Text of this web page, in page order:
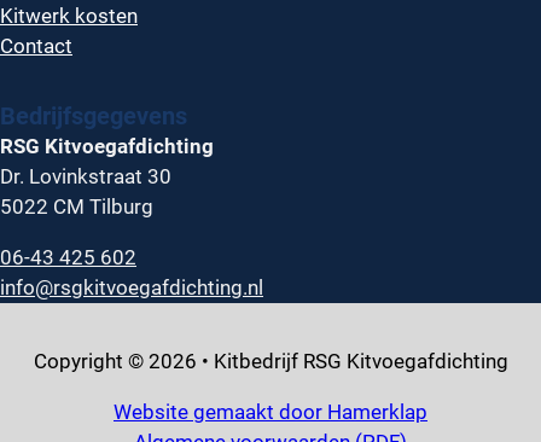
Kitwerk kosten
Contact
Bedrijfsgegevens
RSG Kitvoegafdichting
Dr. Lovinkstraat 30
5022 CM Tilburg
06-43 425 602
info@rsgkitvoegafdichting.nl
Copyright © 2026 • Kitbedrijf RSG Kitvoegafdichting
Website gemaakt door Hamerklap